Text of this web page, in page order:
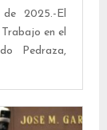
2025.-El
en el
Pedraza,